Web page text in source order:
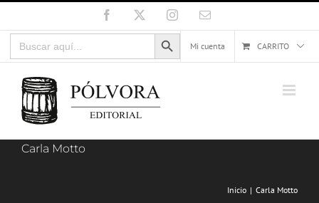
al
contenido
Facebook InstagramCorreo
Buscar:
Botón de búsqueda
Mi cuenta
CARRITO
Carla Motto
Inicio Carla Motto